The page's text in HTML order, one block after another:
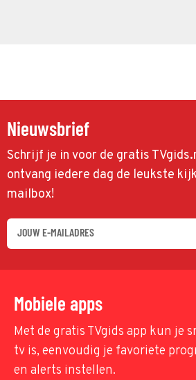
Nieuwsbrief
Schrijf je in voor de gratis
ontvang iedere dag de leukste
mailbox!
Mobiele apps
Met de gratis TVgids app kun je
tv is, eenvoudig je favoriete
en alerts instellen.